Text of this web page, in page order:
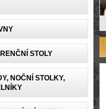
STOLY
NOČNÍ STOLKY,